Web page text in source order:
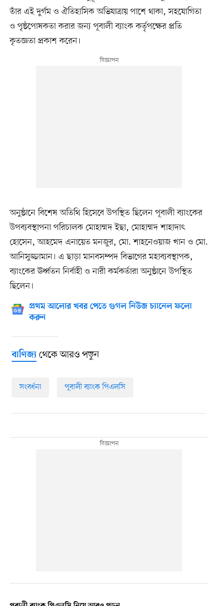
তাঁর এই দুর্গম ও ঐতিহাসিক অভিযাত্রায় পাশে থাকা, সহযোগিতা
ও পৃষ্ঠপোষকতা করার জন্য পূবালী ব্যাংক কর্তৃপক্ষের প্রতি
কৃতজ্ঞতা প্রকাশ করেন।
অনুষ্ঠানে বিশেষ অতিথি হিসেবে উপস্থিত ছিলেন পূবালী ব্যাংকের
উপব্যবস্থাপনা পরিচালক মোহাম্মদ ইছা, মোহাম্মদ শাহাদাৎ
হোসেন, আহমেদ এনায়েত মনজুর, মো. শাহনেওয়াজ খান ও মো.
আনিসুজ্জামান। এ ছাড়া মানবসম্পদ বিভাগের মহাব্যবস্থাপক,
ব্যাংকের ঊর্ধ্বতন নির্বাহী ও নারী কর্মকর্তারা অনুষ্ঠানে উপস্থিত
ছিলেন।
প্রথম আলোর খবর পেতে গুগল নিউজ চ্যানেল ফলো
করুন
বাণিজ্যথেকে আরও পড়ুন
সংবর্ধনা পূবালী ব্যাংক পিএলসি